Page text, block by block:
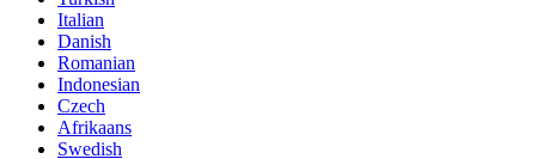
Italian
Danish
Romanian
Indonesian
Czech
Afrikaans
Swedish